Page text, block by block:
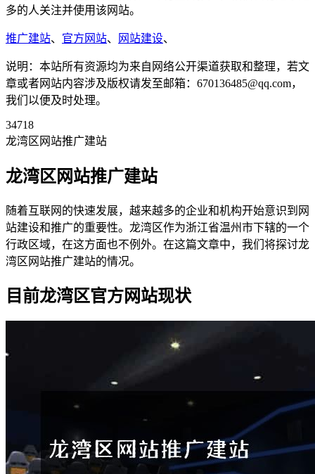
多的人关注并使用该网站。
推广建站、 官方网站、 网站建设、
说明：本站所有资源均为来自网络公开渠道获取和整理，若文
章或者网站内容涉及版权请发至邮箱：670136485@qq.com，
我们以便及时处理。
34718
龙湾区网站推广建站
龙湾区网站推广建站
随着互联网的快速发展，越来越多的企业和机构开始意识到网
站建设和推广的重要性。龙湾区作为浙江省温州市下辖的一个
行政区域，在这方面也不例外。在这篇文章中，我们将探讨龙
湾区网站推广建站的情况。
目前龙湾区官方网站现状